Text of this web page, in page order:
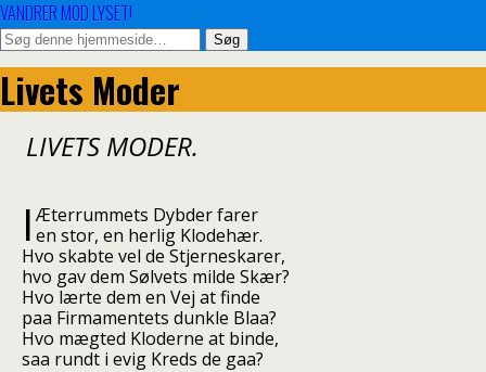
VANDRER MOD LYSET!
Livets Moder
LIVETS MODER.
I Æterrummets Dybder farer
en stor, en herlig Klodehær.
Hvo skabte vel de Stjerneskarer,
hvo gav dem Sølvets milde Skær?
Hvo lærte dem en Vej at finde
paa Firmamentets dunkle Blaa?
Hvo mægted Kloderne at binde,
saa rundt i evig Kreds de gaa?